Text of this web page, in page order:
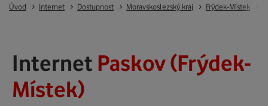
Úvod Internet Dostupnost Moravskoslezský kraj Frýdek-Místek
Internet Paskov (Frýdek-
Místek)